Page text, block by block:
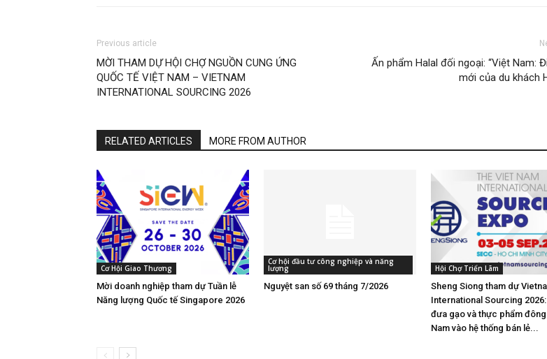
Previous article
MỜI THAM DỰ HỘI CHỢ NGUỒN CUNG ỨNG
QUỐC TẾ VIỆT NAM – VIETNAM
INTERNATIONAL SOURCING 2026
Ấn phẩm Halal đối ngoại: “Việt Nam:
mới của du khách
RELATED ARTICLES MORE FROM AUTHOR
Cơ Hội Giao Thương
Mời doanh nghiệp tham dự Tuần lễ
Năng lượng Quốc tế Singapore 2026
Cơ hội đầu tư công nghiệp và năng
lượng
Nguyệt san số 69 tháng 7/2026
Hội Chợ Triển Lãm
Sheng Siong tham dự
International Sourcing
đưa gạo và thực phẩm đông
Nam vào hệ thống bán lẻ...